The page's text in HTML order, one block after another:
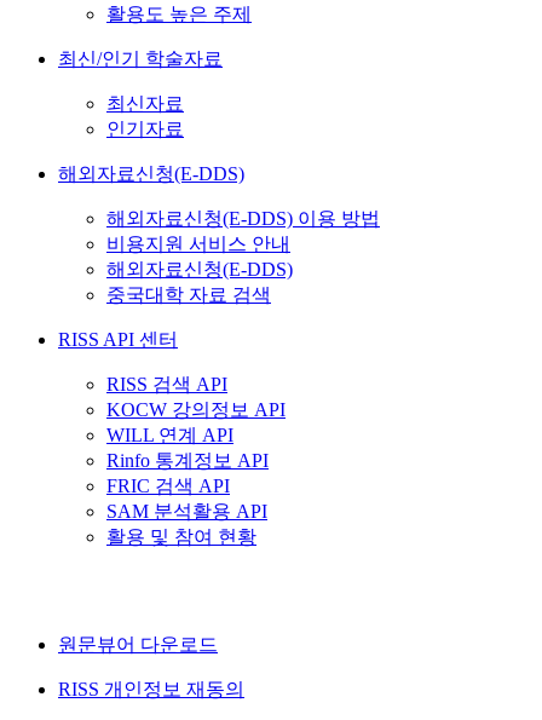
활용도 높은 주제
최신/인기 학술자료
최신자료
인기자료
해외자료신청(E-DDS)
해외자료신청(E-DDS) 이용 방법
비용지원 서비스 안내
해외자료신청(E-DDS)
중국대학 자료 검색
RISS API 센터
RISS 검색 API
KOCW 강의정보 API
WILL 연계 API
Rinfo 통계정보 API
FRIC 검색 API
SAM 분석활용 API
활용 및 참여 현황
원문뷰어 다운로드
RISS 개인정보 재동의